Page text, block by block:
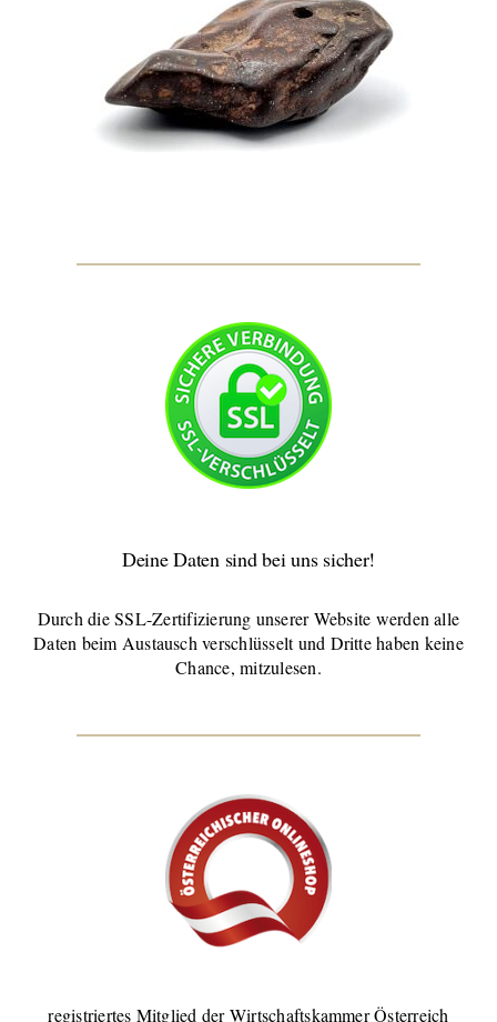
Deine Daten sind bei uns sicher!
Durch die SSL-Zertifizierung unserer Website werden alle
Daten beim Austausch verschlüsselt und Dritte haben keine
Chance, mitzulesen.
registriertes Mitglied der Wirtschaftskammer Österreich